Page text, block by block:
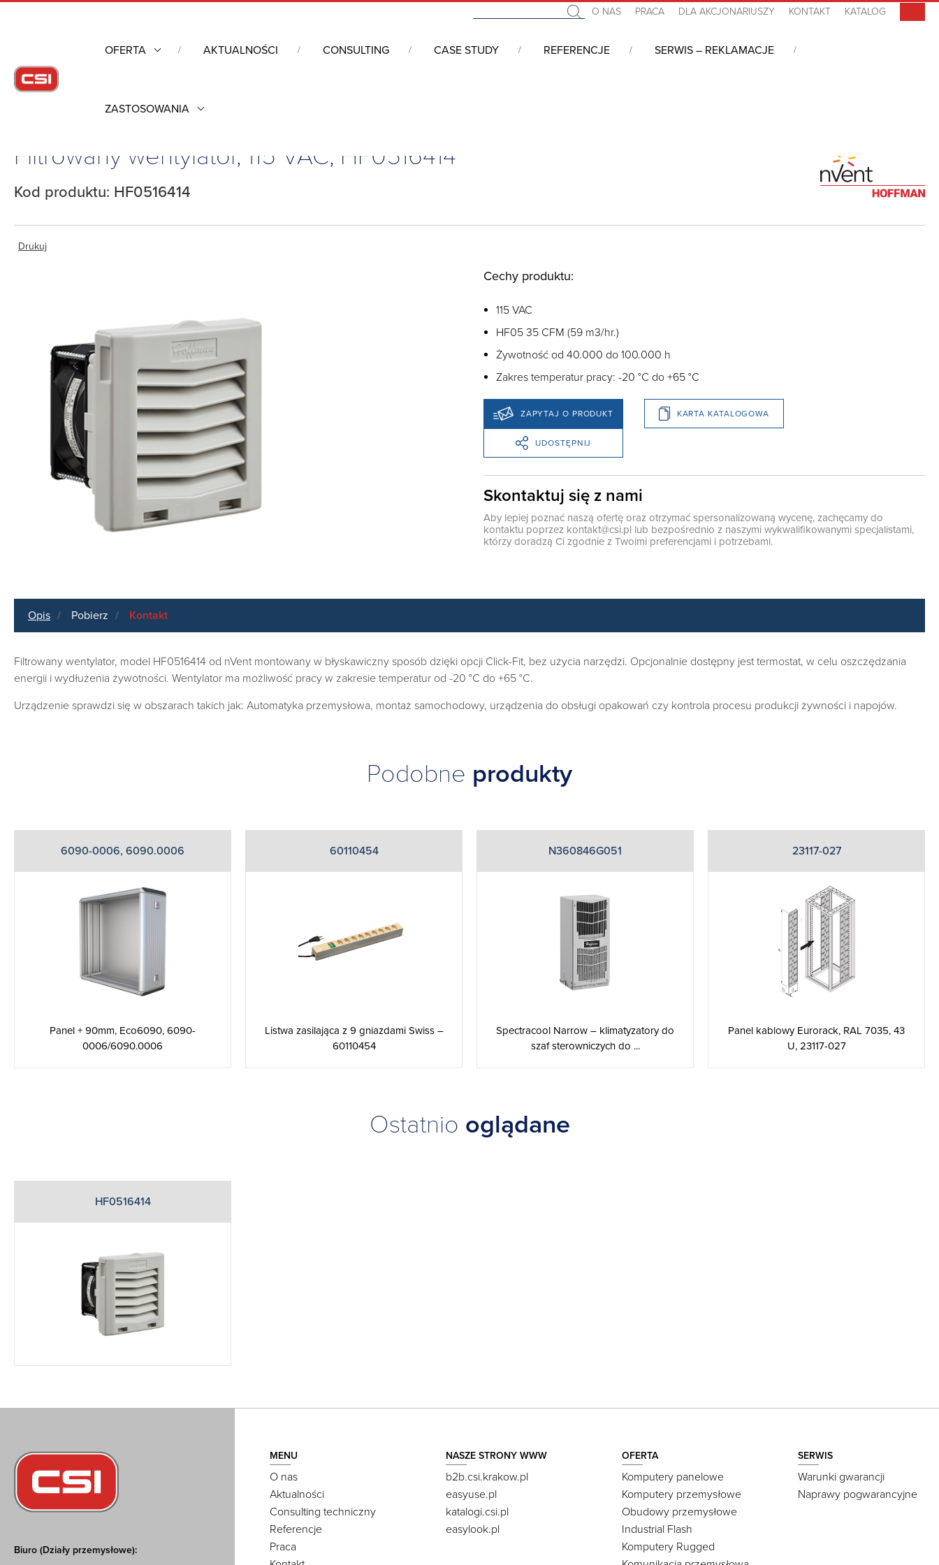
O NAS PRACA DLA AKCJONARIUSZY KONTAKT KATALOG
OFERTA AKTUALNOŚCI CONSULTING CASE STUDY REFERENCJE SERWIS – REKLAMACJE
ZASTOSOWANIA
Obudowy przemysłowe
Filtrowany wentylator, 115 VAC, HF0516414
Kod produktu: HF0516414
Drukuj
Cechy produktu:
115 VAC
HF05 35 CFM (59 m3/hr.)
Żywotność od 40.000 do 100.000 h
Zakres temperatur pracy: -20 °C do +65 °C
ZAPYTAJ O PRODUKT KARTA KATALOGOWA
UDOSTĘPNIJ
Skontaktuj się z nami
Aby lepiej poznać naszą ofertę oraz otrzymać spersonalizowaną wycenę, zachęcamy do
kontaktu poprzez kontakt@csi.pl lub bezpośrednio z naszymi wykwalifikowanymi specjalistami,
którzy doradzą Ci zgodnie z Twoimi preferencjami i potrzebami.
Opis Pobierz Kontakt
Filtrowany wentylator, model HF0516414 od nVent montowany w błyskawiczny sposób dzięki opcji Click-Fit, bez użycia narzędzi. Opcjonalnie dostępny jest termostat, w celu oszczędzania
energii i wydłużenia żywotności. Wentylator ma możliwość pracy w zakresie temperatur od -20 °C do +65 °C.
Urządzenie sprawdzi się w obszarach takich jak: Automatyka przemysłowa, montaż samochodowy, urządzenia do obsługi opakowań czy kontrola procesu produkcji żywności i napojów.
Podobne produkty
6090-0006, 6090.0006
Panel + 90mm, Eco6090, 6090-
0006/6090.0006
60110454
Listwa zasilająca z 9 gniazdami Swiss –
60110454
N360846G051
Spectracool Narrow – klimatyzatory do
szaf sterowniczych do ...
23117-027
Panel kablowy Eurorack, RAL 7035, 43
U, 23117-027
Ostatnio oglądane
HF0516414
Biuro (Działy przemysłowe):
MENU
O nas
Aktualności
Consulting techniczny
Referencje
Praca
NASZE STRONY WWW
b2b.csi.krakow.pl
easyuse.pl
katalogi.csi.pl
easylook.pl
OFERTA
Komputery panelowe
Komputery przemysłowe
Obudowy przemysłowe
Industrial Flash
Komputery Rugged
SERWIS
Warunki gwarancji
Naprawy pogwarancyjne